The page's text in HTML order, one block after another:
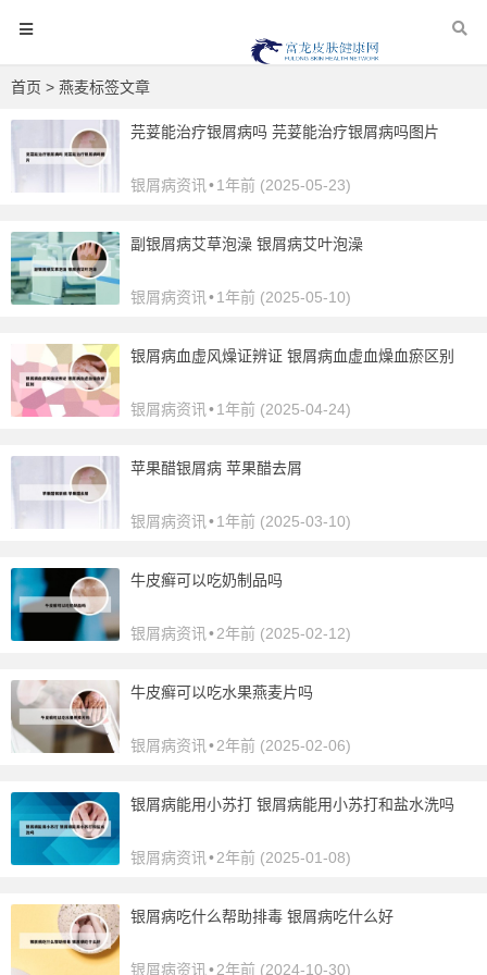
首页 > 燕麦标签文章
芫荽能治疗银屑病吗 芫荽能治疗银屑病吗图片
银屑病资讯 •1年前 (2025-05-23)
副银屑病艾草泡澡 银屑病艾叶泡澡
银屑病资讯 •1年前 (2025-05-10)
银屑病血虚风燥证辨证 银屑病血虚血燥血瘀区别
银屑病资讯 •1年前 (2025-04-24)
苹果醋银屑病 苹果醋去屑
银屑病资讯 •1年前 (2025-03-10)
牛皮癣可以吃奶制品吗
银屑病资讯 •2年前 (2025-02-12)
牛皮癣可以吃水果燕麦片吗
银屑病资讯 •2年前 (2025-02-06)
银屑病能用小苏打 银屑病能用小苏打和盐水洗吗
银屑病资讯 •2年前 (2025-01-08)
银屑病吃什么帮助排毒 银屑病吃什么好
银屑病资讯 •2年前 (2024-10-30)